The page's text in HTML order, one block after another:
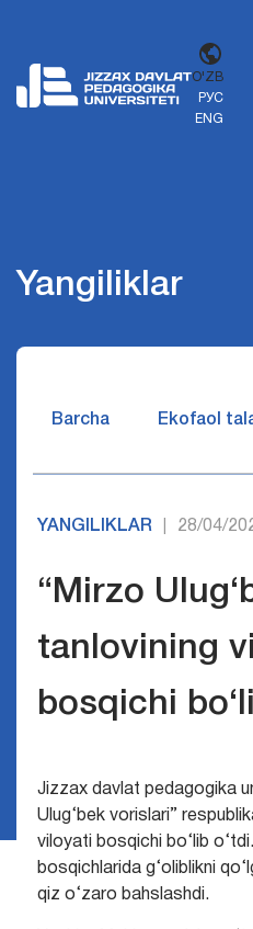
O'ZB
РУС
ENG
Yangiliklar
Barcha Ekofaol
YANGILIKLAR 28/04/
“Mirzo
tanlovining
bosqichi
Jizzax davlat pedagogika
Ulug‘bek vorislari”
viloyati bosqichi bo‘lib
bosqichlarida g‘oliblikni
qiz o‘zaro bahslashdi.